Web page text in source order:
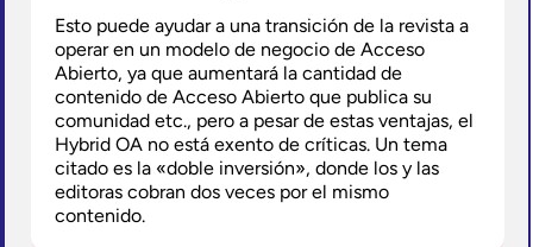
Esto puede ayudar a una transición de la revista a
operar en un modelo de negocio de Acceso
Abierto, ya que aumentará la cantidad de
contenido de Acceso Abierto que publica su
comunidad etc., pero a pesar de estas ventajas, el
Hybrid OA no está exento de críticas. Un tema
citado es la «doble inversión», donde los y las
editoras cobran dos veces por el mismo
contenido.